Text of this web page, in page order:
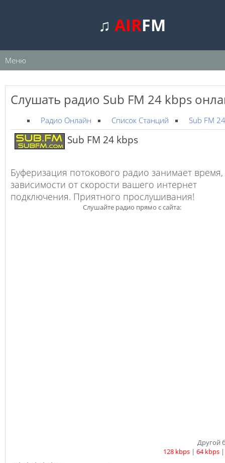
♫AIRFM
Меню
Слушать радио Sub FM 24 kbps
Радио Онлайн Список Станций Sub FM
Sub FM 24 kbps
Буферизация потокового радио занимает время,
зависимости от скорости вашего интернет
подключения. Приятного прослушивания!
Слушайте радио прямо с сайта:
Другой
128 kbps | 64 kbps